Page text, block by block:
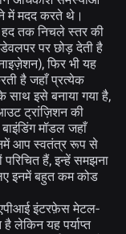
में मदद करते थे।
तक निचले स्तर की
पर छोड़ देती है
फिर भी यह
है जहाँ प्रत्येक
इसे बनाया गया है,
ट्रांज़िशन की
मॉडल जहाँ
आप स्वतंत्र रूप से
हैं, इन्हें समझना
इनमें बहुत कम कोड
इंटरफ़ेस मेटल-
लेकिन यह पर्याप्त